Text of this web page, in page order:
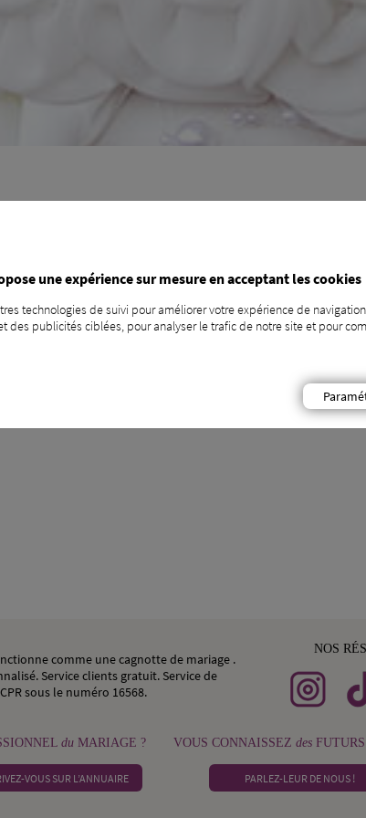
Vous voulez en savoir
CONTACTEZ-NOUS !
comme une cagnotte de mariage .
Service clients gratuit. Service de
sous le numéro 16568.
NOS
du MARIAGE ?
VOUS SUR L’ANNUAIRE
VOUS CONNAISSEZ des
PARLEZ-LEUR DE NOUS !
une expérience sur mesure en acceptant les cookies
technologies de suivi pour améliorer votre expérience de
des publicités ciblées, pour analyser le trafic de notre site et pour